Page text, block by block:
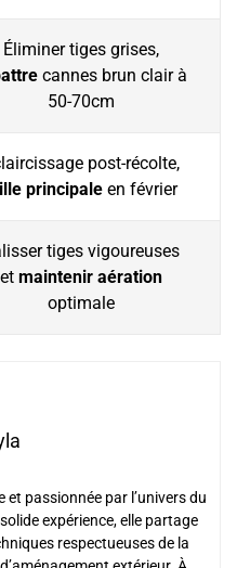
Éliminer tiges grises,
cannes brun clair à
50-70cm
post-récolte,
principale en février
tiges vigoureuses
et maintenir aération
optimale
passionnée par l’univers du
expérience, elle partage
respectueuses de la